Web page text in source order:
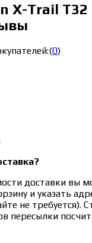
X-Trail T32
(0)
доставки вы
и указать
не требуется).
пересылки